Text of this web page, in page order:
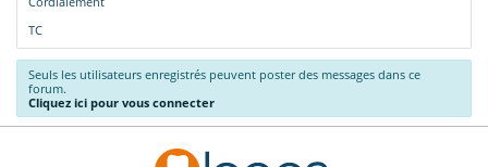
TC
Seuls les utilisateurs enregistrés peuvent poster des messages dans ce
forum.
Cliquez ici pour vous connecter